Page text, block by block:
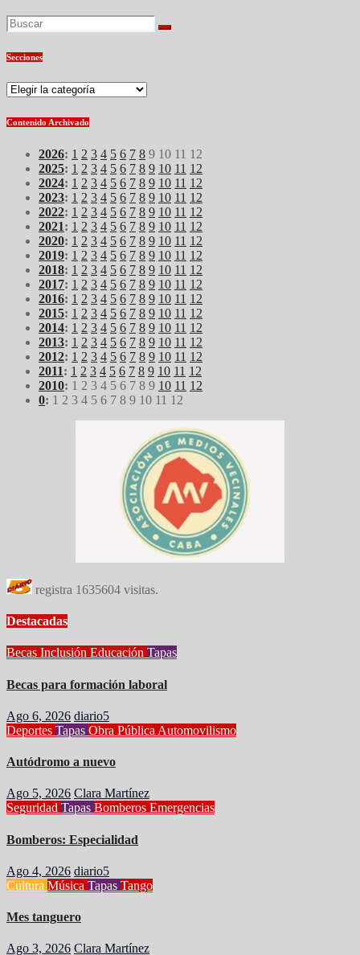
Secciones
Secciones
Contenido Archivado
2026: 1 2 3 4 5 6 7 8 9 10 11 12
2025: 1 2 3 4 5 6 7 8 9 10 11 12
2024: 1 2 3 4 5 6 7 8 9 10 11 12
2023: 1 2 3 4 5 6 7 8 9 10 11 12
2022: 1 2 3 4 5 6 7 8 9 10 11 12
2021: 1 2 3 4 5 6 7 8 9 10 11 12
2020: 1 2 3 4 5 6 7 8 9 10 11 12
2019: 1 2 3 4 5 6 7 8 9 10 11 12
2018: 1 2 3 4 5 6 7 8 9 10 11 12
2017: 1 2 3 4 5 6 7 8 9 10 11 12
2016: 1 2 3 4 5 6 7 8 9 10 11 12
2015: 1 2 3 4 5 6 7 8 9 10 11 12
2014: 1 2 3 4 5 6 7 8 9 10 11 12
2013: 1 2 3 4 5 6 7 8 9 10 11 12
2012: 1 2 3 4 5 6 7 8 9 10 11 12
2011: 1 2 3 4 5 6 7 8 9 10 11 12
2010: 1 2 3 4 5 6 7 8 9 10 11 12
0: 1 2 3 4 5 6 7 8 9 10 11 12
registra 1635604 visitas.
Destacadas
Becas Inclusión Educación Tapas
Becas para formación laboral
Ago 6, 2026 diario5
Deportes Tapas Obra Pública Automovilismo
Autódromo a nuevo
Ago 5, 2026 Clara Martínez
Seguridad Tapas Bomberos Emergencias
Bomberos: Especialidad
Ago 4, 2026 diario5
Cultura Música Tapas Tango
Mes tanguero
Ago 3, 2026 Clara Martínez